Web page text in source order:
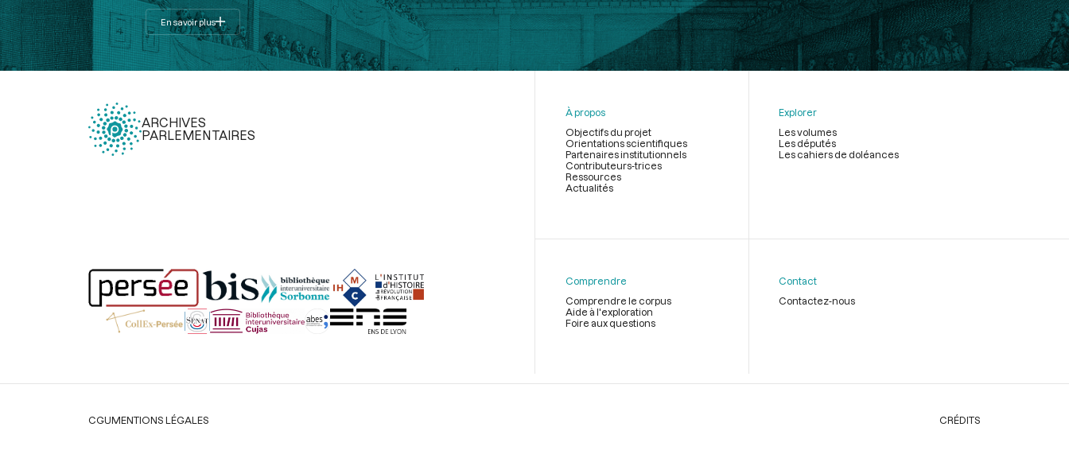
En savoir plus
ARCHIVES
PARLEMENTAIRES
page
À propos
Objectifs du projet
Orientations scientifiques
Partenaires institutionnels
Contributeurs-trices
Ressources
Actualités
Explorer
Les volumes
Les députés
Les cahiers de doléances
Comprendre
Comprendre le corpus
Aide à l'exploration
Foire aux questions
Contact
Contactez-nous
Légal
CGUMENTIONS LÉGALES CRÉDITS